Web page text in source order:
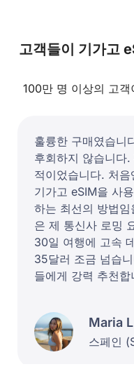
고객들이 기가고
100만 명 이상의 고
훌륭한 구매였습니
후회하지 않습니다
적이었습니다. 처
기가고 eSIM을 사
하는 최선의 방법
은 제 통신사 로밍
30일 여행에 고속
35달러 조금 넘습
들에게 강력 추천합
Maria
스페인